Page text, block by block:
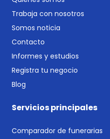
Trabaja con nosotros
Somos noticia
Contacto
Informes y estudios
Registra tu negocio
Blog
Servicios principales
Comparador de funerarias